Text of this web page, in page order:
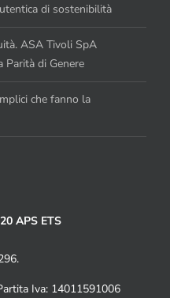
di sostenibilità
ASA Tivoli SpA
Parità di Genere
che fanno la
APS ETS
Iva: 14011591006